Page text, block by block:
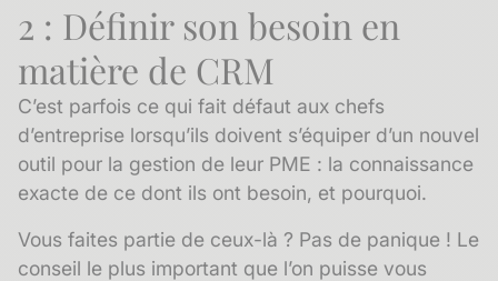
2 : Définir son besoin en
matière de CRM
C’est parfois ce qui fait défaut aux chefs
d’entreprise lorsqu’ils doivent s’équiper d’un nouvel
outil pour la gestion de leur PME : la connaissance
exacte de ce dont ils ont besoin, et pourquoi.
Vous faites partie de ceux-là ? Pas de panique ! Le
conseil le plus important que l’on puisse vous